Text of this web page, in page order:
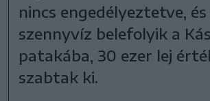
nincs engedélyeztetve, és
szennyvíz belefolyik a
patakába, 30 ezer lej
szabtak ki.